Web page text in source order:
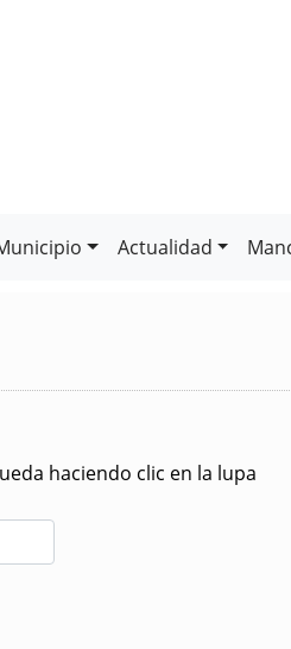
Actualidad
haciendo clic en la lupa